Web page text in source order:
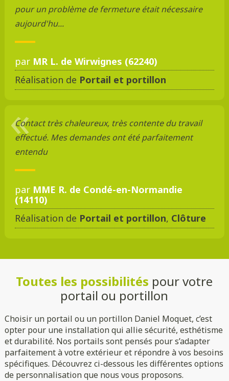
pour un problème de fermeture était nécessaire
aujourd'hu...
par MR L. de Wirwignes (62240)
Réalisation de Portail et portillon
Contact très chaleureux, très contente du travail
effectué. Mes demandes ont été parfaitement
entendu
par MME R. de Condé-en-Normandie
(14110)
Réalisation de Portail et portillon, Clôture
Toutes les possibilités pour votre
portail ou portillon
Choisir un portail ou un portillon Daniel Moquet, c’est
opter pour une installation qui allie sécurité, esthétisme
et durabilité. Nos portails sont pensés pour s’adapter
parfaitement à votre extérieur et répondre à vos besoins
spécifiques. Découvrez ci-dessous les différentes options
de personnalisation que nous vous proposons.
DMC 304
DMC 305